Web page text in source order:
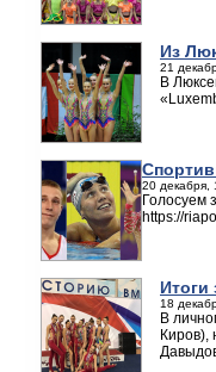
Из
21
В
20 декабря,
Голосуем
https://
Итоги
18
В
Киров),